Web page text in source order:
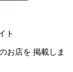
ト
お店を 掲載しま